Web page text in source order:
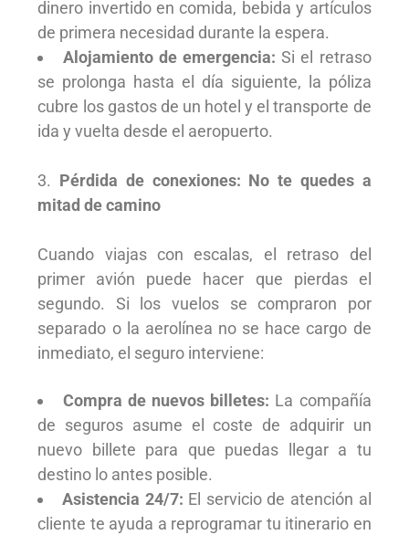
dinero invertido en comida, bebida y artículos
de primera necesidad durante la espera.
Alojamiento de emergencia: Si el retraso
se prolonga hasta el día siguiente, la póliza
cubre los gastos de un hotel y el transporte de
ida y vuelta desde el aeropuerto.
Pérdida de conexiones: No te quedes a
mitad de camino
Cuando viajas con escalas, el retraso del
primer avión puede hacer que pierdas el
segundo. Si los vuelos se compraron por
separado o la aerolínea no se hace cargo de
inmediato, el seguro interviene:
Compra de nuevos billetes: La compañía
de seguros asume el coste de adquirir un
nuevo billete para que puedas llegar a tu
destino lo antes posible.
Asistencia 24/7: El servicio de atención al
cliente te ayuda a reprogramar tu itinerario en